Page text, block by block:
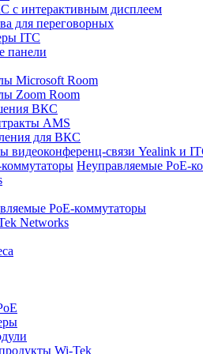
с интерактивным дисплеем
для переговорных
ITC
панели
Microsoft Room
Zoom Room
ВКС
AMS
для ВКС
видеоконференц-связи Yealink и
Неуправляемые PoE-
PoE-коммутаторы
Networks
Wi-Tek